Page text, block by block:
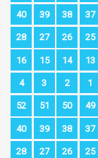
40 39 38 37
28 27 26 25
16 15 14 13
4 3 2 1
52 51 50 49
40 39 38 37
28 27 26 25